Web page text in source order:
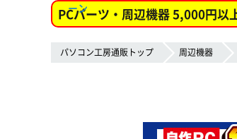
ーン
PCパーツ・周辺機器 5,000円以
パソコン工房通販トップ 周辺機器